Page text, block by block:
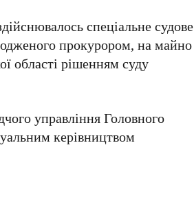
спеціальне судове
прокурором, на майно
області рішенням суду
управління Головного
керівництвом